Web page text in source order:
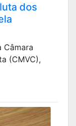
dos
Câmara
(CMVC),